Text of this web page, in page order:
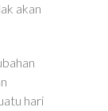
akan
hari